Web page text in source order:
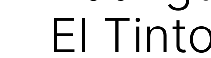
El